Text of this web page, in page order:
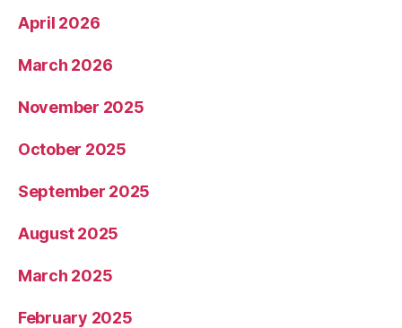
April 2026
March 2026
November 2025
October 2025
September 2025
August 2025
March 2025
February 2025